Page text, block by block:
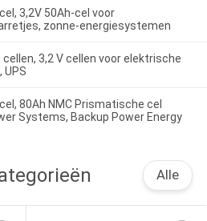
3,2V 50Ah-cel voor
zonne-energiesystemen
3,2 V cellen voor elektrische
UPS
80Ah NMC Prismatische cel
Systems, Backup Power Energy
Alle